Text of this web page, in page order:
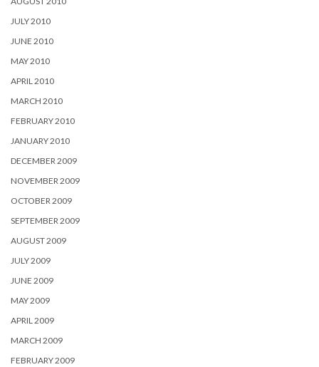
JULY 2010
JUNE 2010
MAY 2010
APRIL 2010
MARCH 2010
FEBRUARY 2010
JANUARY 2010
DECEMBER 2009
NOVEMBER 2009
OCTOBER 2009
SEPTEMBER 2009
AUGUST 2009
JULY 2009
JUNE 2009
MAY 2009
APRIL 2009
MARCH 2009
FEBRUARY 2009